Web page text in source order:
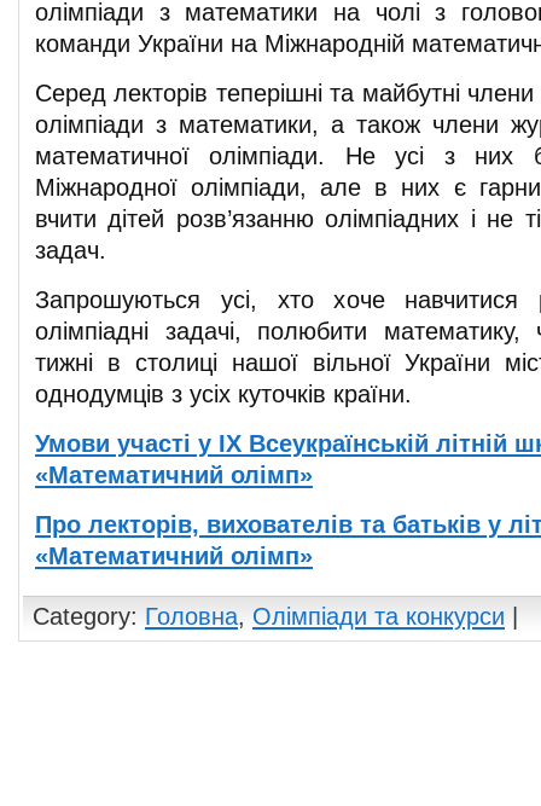
олімпіади з математики на чолі з
команди України на Міжнародній
Серед лекторів теперішні та майбутні члени
олімпіади з математики, а також члени
математичної олімпіади. Не усі з них
Міжнародної олімпіади, але в них є
вчити дітей розв’язанню олімпіадних і не
задач.
Запрошуються усі, хто хоче навчитися
олімпіадні задачі, полюбити
тижні в столиці нашої вільної України
однодумців з усіх куточків країни.
Умови участі у ІХ Всеукраїнській літній
«Математичний олімп»
Про лекторів, вихователів та батьків у
«Математичний олімп»
Category: Головна, Олімпіади та конкурси